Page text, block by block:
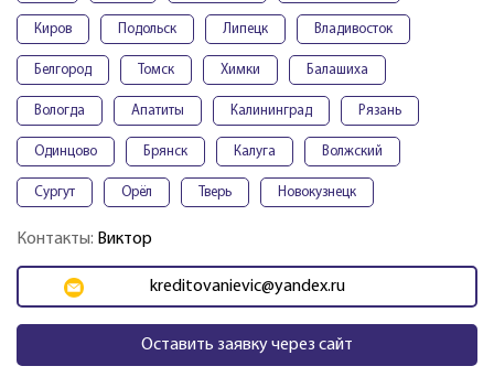
Киров Подольск Липецк Владивосток
Белгород Томск Химки Балашиха
Вологда Апатиты Калининград Рязань
Одинцово Брянск Калуга Волжский
Сургут Орёл Тверь Новокузнецк
Контакты: Виктор
kreditovanievic@yandex.ru
Оставить заявку через сайт